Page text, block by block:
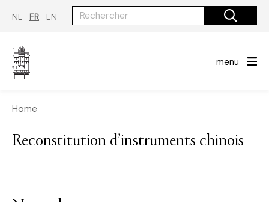
NL FR EN
menu
Home
Reconstitution d’instruments chinois